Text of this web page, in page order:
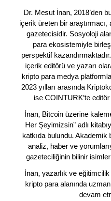
Dr. Mesut İnan, 2018’den
içerik üreten bir
gazetecisidir. Sosyoloji
para ekosistemiyle
perspektif
içerik editörü ve yazarı
kripto para medya
2023 yılları arasında
ise COINTURK’te
İnan, Bitcoin üzerine
Her Şeyimizsin” adlı
katkıda bulundu. Akademik
analiz, haber ve
gazeteciliğinin bilinir
İnan, yazarlık ve
kripto para alanında
devam